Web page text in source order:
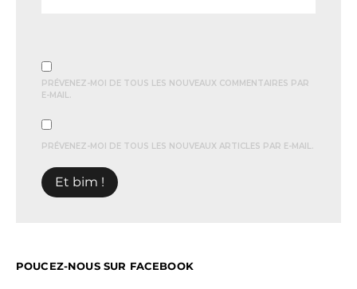
PRÉVENEZ-MOI DE TOUS LES NOUVEAUX COMMENTAIRES PAR
E-MAIL.
PRÉVENEZ-MOI DE TOUS LES NOUVEAUX ARTICLES PAR E-MAIL.
POUCEZ-NOUS SUR FACEBOOK